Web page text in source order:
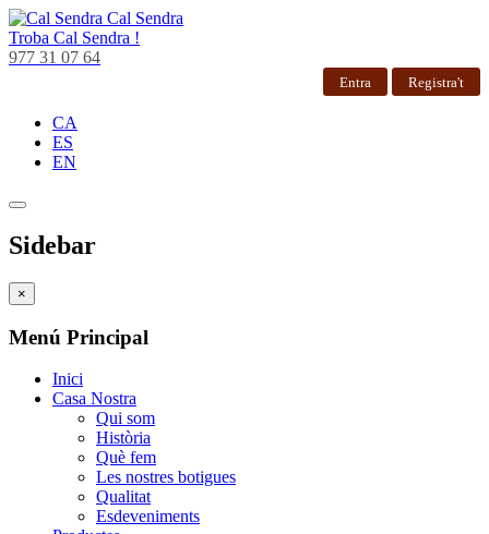
Cal Sendra
Troba Cal Sendra !
977 31 07 64
Entra Registra't
CA
ES
EN
Sidebar
×
Menú Principal
Inici
Casa Nostra
Qui som
Història
Què fem
Les nostres botigues
Qualitat
Esdeveniments